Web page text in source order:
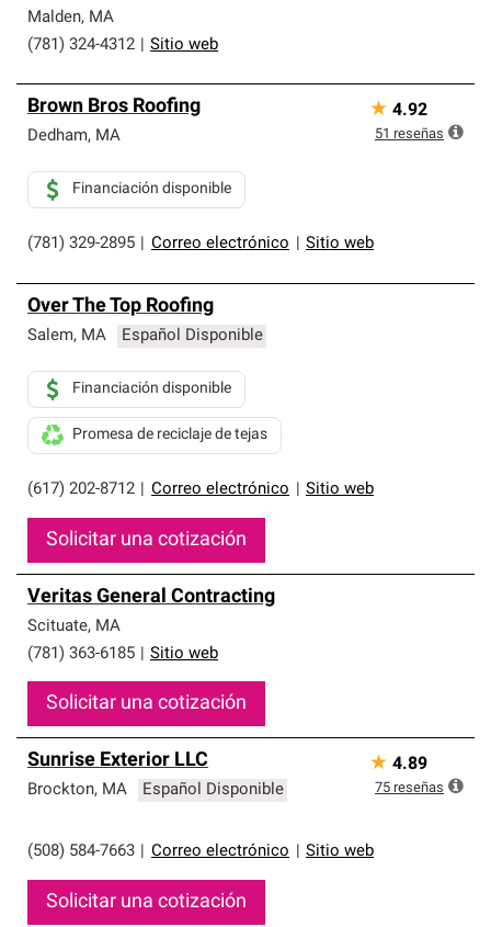
Malden, MA
(781) 324-4312
Sitio web
Brown Bros Roofing
Dedham, MA
(781) 329-2895 Correo electrónico Sitio web
Financiación disponible
★ 4.92
51 reseñas
Over The Top Roofing
Salem, MA Español Disponible
(617) 202-8712 Correo electrónico Sitio web
Financiación disponible
Promesa de reciclaje de tejas
Solicitar una cotización
Veritas General Contracting
Scituate, MA
(781) 363-6185
Sitio web
Solicitar una cotización
Sunrise Exterior LLC
Brockton, MA Español Disponible
(508) 584-7663 Correo electrónico Sitio web
Solicitar una cotización
★ 4.89
75 reseñas